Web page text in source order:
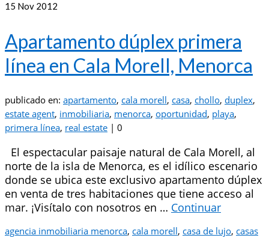
15 Nov 2012
Apartamento dúplex primera
línea en Cala Morell, Menorca
publicado en: apartamento, cala morell, casa, chollo, duplex,
estate agent, inmobiliaria, menorca, oportunidad, playa,
primera línea, real estate | 0
El espectacular paisaje natural de Cala Morell, al
norte de la isla de Menorca, es el idílico escenario
donde se ubica este exclusivo apartamento dúplex
en venta de tres habitaciones que tiene acceso al
mar. ¡Visítalo con nosotros en … Continuar
agencia inmobiliaria menorca, cala morell, casa de lujo, casas